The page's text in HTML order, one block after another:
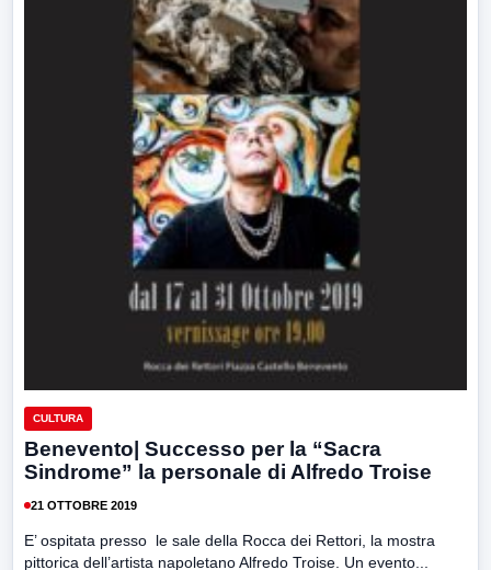
CULTURA
Benevento| Successo per la “Sacra
Sindrome” la personale di Alfredo Troise
21 OTTOBRE 2019
E’ ospitata presso le sale della Rocca dei Rettori, la mostra
pittorica dell’artista napoletano Alfredo Troise. Un evento...